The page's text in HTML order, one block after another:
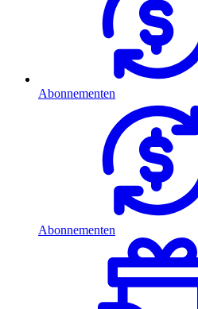
Abonnementen
Abonnementen